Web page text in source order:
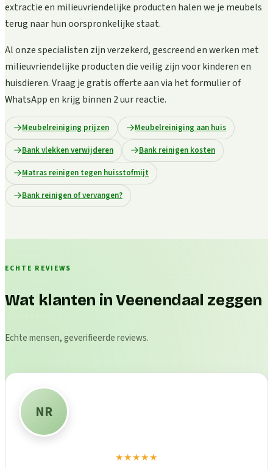
extractie en milieuvriendelijke producten halen we je meubels
terug naar hun oorspronkelijke staat.
Al onze specialisten zijn verzekerd, gescreend en werken met
milieuvriendelijke producten die veilig zijn voor kinderen en
huisdieren. Vraag je gratis offerte aan via het formulier of
WhatsApp en krijg binnen 2 uur reactie.
Meubelreiniging prijzen Meubelreiniging aan huis
Bank vlekken verwijderen Bank reinigen kosten
Matras reinigen tegen huisstofmijt
Bank reinigen of vervangen?
ECHTE REVIEWS
Wat klanten in Veenendaal zeggen
Echte mensen, geverifieerde reviews.
NR
★★★★★